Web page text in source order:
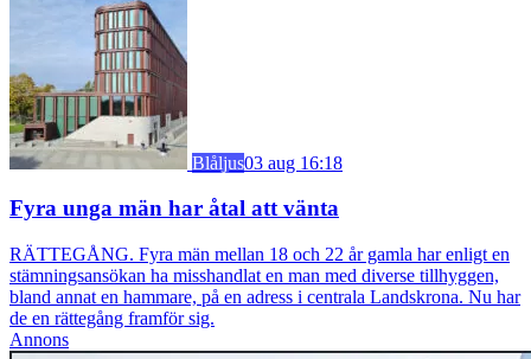
Blåljus03 aug 16:18
Fyra unga män har åtal att vänta
RÄTTEGÅNG. Fyra män mellan 18 och 22 år gamla har enligt en
stämningsansökan ha misshandlat en man med diverse tillhyggen,
bland annat en hammare, på en adress i centrala Landskrona. Nu har
de en rättegång framför sig.
Annons